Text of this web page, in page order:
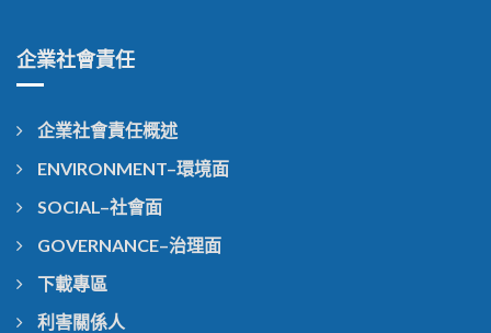
企業社會責任
企業社會責任概述
ENVIRONMENT–環境面
SOCIAL–社會面
GOVERNANCE–治理面
下載專區
利害關係人